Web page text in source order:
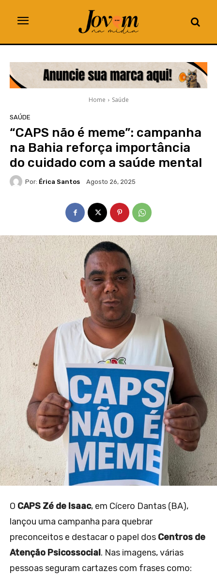
Home Saúde
SAÚDE
“CAPS não é meme”: campanha
na Bahia reforça importância
do cuidado com a saúde mental
Por: Érica Santos Agosto 26, 2025
O CAPS Zé de Isaac, em Cícero Dantas (BA),
lançou uma campanha para quebrar
preconceitos e destacar o papel dos Centros de
Atenção Psicossocial. Nas imagens, várias
pessoas seguram cartazes com frases como: